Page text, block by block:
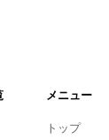
メニュー
トップ